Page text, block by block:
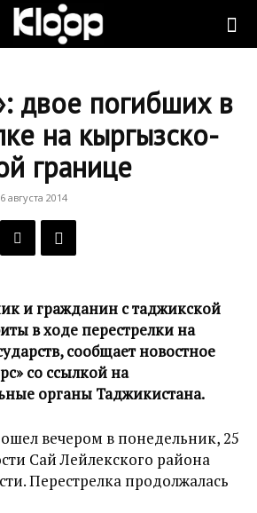
двое погибших в
на кыргызско-
границе
августа 2014
и гражданин с таджикской
в ходе перестрелки на
сообщает новостное
со ссылкой на
органы Таджикистана.
вечером в понедельник, 25
Сай Лейлекского района
Перестрелка продолжалась